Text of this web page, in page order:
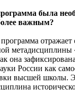
была
важным?
метадисциплины
она
России как
высшей школы.